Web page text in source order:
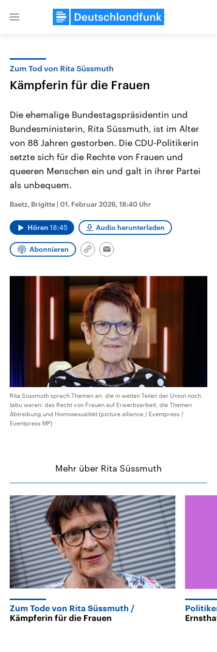
Close
Landtagswahl Sachsen-Anhalt
2026
Alle Informationen
Sachsen-Anhalt wählt am 6.
September 2026 einen neuen
Landtag. Seit 2021 wird das
CDU, SPD und FDP regiert.-
Umfragen, Prognosen,
und Hintergründe zu den Parteien
und Kandidaten der anstehenden
USA
Aktuelle Beiträge,
gehören die Vereinigten
den mächtigsten Ländern
aktuelle Weltgeschehen.
Sendungen Programm
Zum Tod von Rita Süssmuth
Kämpferin für die Frauen
Die ehemalige Bundestagspräsidentin und
Bundesministerin, Rita Süssmuth, ist im Alter
von 88 Jahren gestorben. Die CDU-Politikerin
setzte sich für die Rechte von Frauen und
queeren Menschen ein und galt in ihrer Partei
als unbequem.
Baetz, Brigitte | 01. Februar 2026, 18:40 Uhr
Hören 18:45 Audio herunterladen
Abonnieren
Link
Email
Rita Süssmuth sprach Themen an, die in weiten Teilen der Union noch
tabu waren: das Recht von Frauen auf Erwerbsarbeit, die Themen
Abtreibung und Homosexualität (picture alliance / Eventpress /
Eventpress MP)
Mehr über Rita Süssmuth
Zum Tode von Rita Süssmuth
Kämpferin für die Frauen